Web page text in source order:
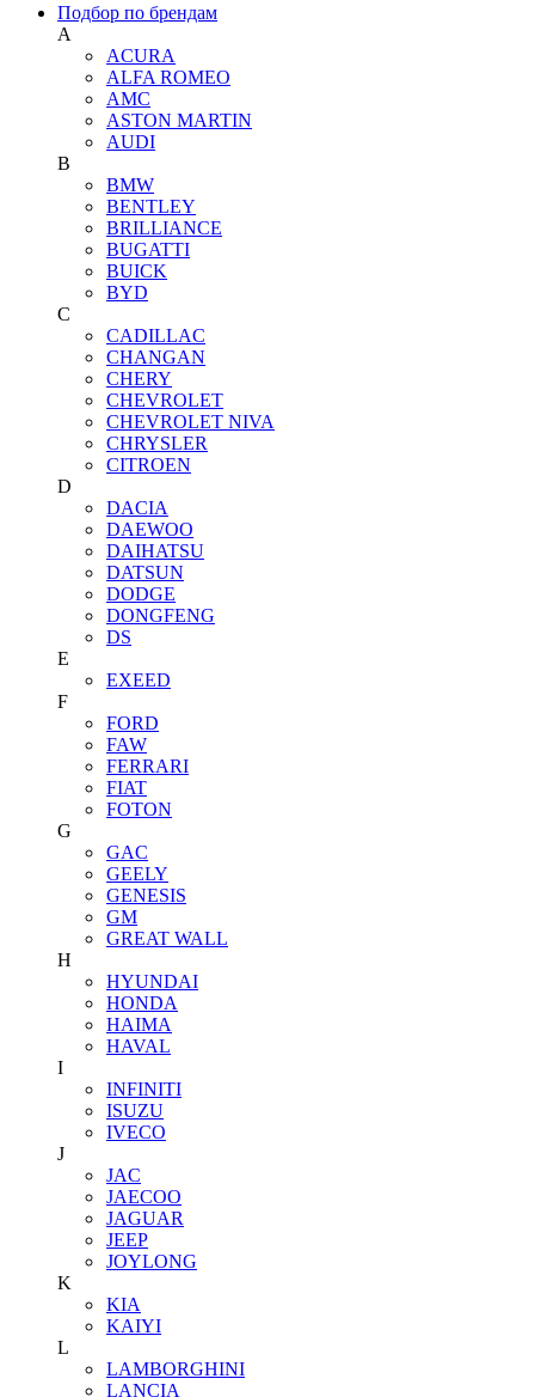
Подбор по брендам
A
ACURA
ALFA ROMEO
AMC
ASTON MARTIN
AUDI
B
BMW
BENTLEY
BRILLIANCE
BUGATTI
BUICK
BYD
C
CADILLAC
CHANGAN
CHERY
CHEVROLET
CHEVROLET NIVA
CHRYSLER
CITROEN
D
DACIA
DAEWOO
DAIHATSU
DATSUN
DODGE
DONGFENG
DS
E
EXEED
F
FORD
FAW
FERRARI
FIAT
FOTON
G
GAC
GEELY
GENESIS
GM
GREAT WALL
H
HYUNDAI
HONDA
HAIMA
HAVAL
I
INFINITI
ISUZU
IVECO
J
JAC
JAECOO
JAGUAR
JEEP
JOYLONG
K
KIA
KAIYI
L
LAMBORGHINI
LANCIA